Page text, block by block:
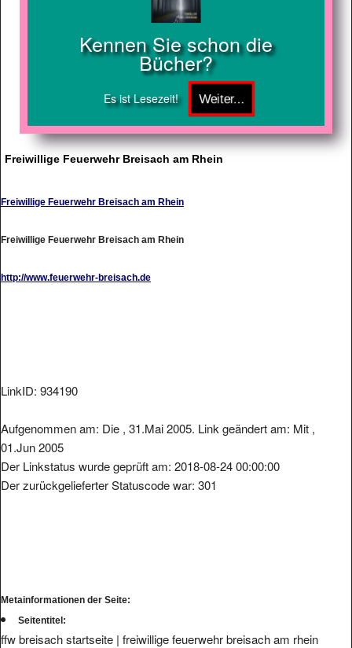
Kennen Sie schon die
Bücher?
Es ist Lesezeit!
Freiwillige Feuerwehr Breisach am Rhein
Freiwillige Feuerwehr Breisach am Rhein
Freiwillige Feuerwehr Breisach am Rhein
http://www.feuerwehr-breisach.de
LinkID: 934190
Aufgenommen am: Die , 31.Mai 2005. Link geändert am: Mit ,
01.Jun 2005
Der Linkstatus wurde geprüft am: 2018-08-24 00:00:00
Der zurückgelieferter Statuscode war: 301
Metainformationen der Seite:
Seitentitel:
ffw breisach startseite | freiwillige feuerwehr breisach am rhein